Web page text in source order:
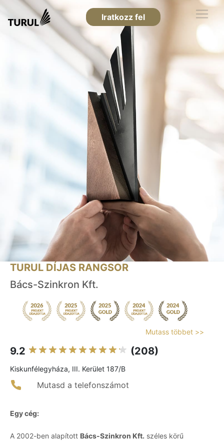
Iratkozz fel
TURUL DÍJAS RANGSOR
Bács-Szinkron Kft.
Mutass többet >>
9.2 (208)
Kiskunfélegyháza, III. Kerület 187/B
Mutasd a telefonszámot
Egy cég:
A 2002-ben alapított Bács-Szinkron Kft. széles körű